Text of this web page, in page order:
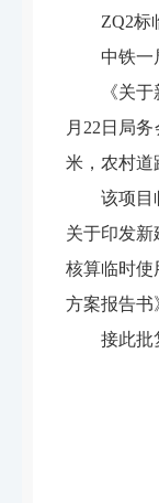
ZQ2标
中铁一
《关
月22日局
米，农村道
该项目
关于印发新
核算临时使
方案报告书
接此批